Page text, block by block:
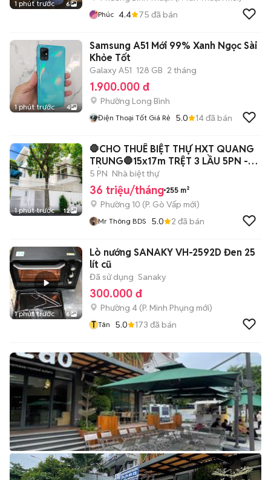
1 phút trước 6
Phúc 4.4 75 đã bán
1 phút trước 4
Samsung A51 Mới 99% Xanh Ngọc Sài
Khỏe Tốt
Galaxy A51 128 GB 2 tháng
1.900.000 đ
Phường Long Bình
Điện Thoại Tốt Giá Rẻ 5.0 14đã bán
1 phút trước 12
🛑CHO THUÊ BIỆT THỰ HXT QUANG
TRUNG🛑15x17m TRỆT 3 LẦU 5PN -
SÂN VƯỜN
5 PN Nhà biệt thự
36 triệu/tháng 255 m²
Phường 10 (P. Gò Vấp mới)
Mr Thông BDS 5.0 2 đã bán
1 phút trước 6
Lò nướng SANAKY VH-2592D Đen 25
lít cũ
Đã sử dụng Sanaky
300.000 đ
Phường 4 (P. Minh Phụng mới)
T Tân 5.0 173 đã bán